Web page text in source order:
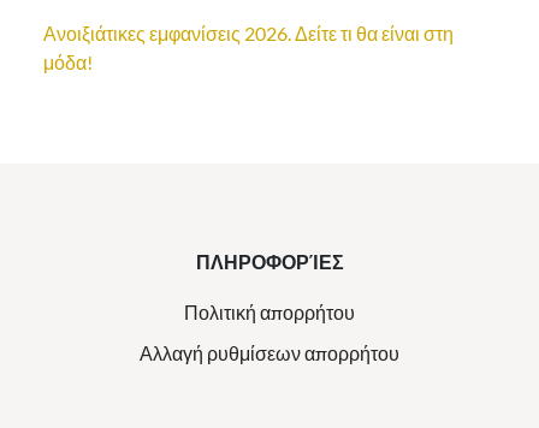
Ανοιξιάτικες εμφανίσεις 2026. Δείτε τι θα είναι στη
μόδα!
ΠΛΗΡΟΦΟΡΊΕΣ
Πολιτική απορρήτου
Αλλαγή ρυθμίσεων απορρήτου